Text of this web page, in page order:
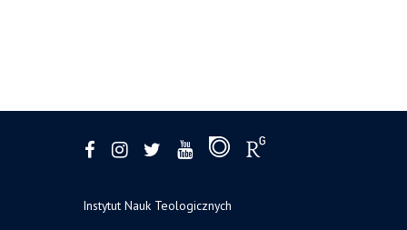
Instytut Nauk Teologicznych